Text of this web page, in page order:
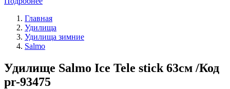
Главная
Удилища
Удилища зимние
Salmo
Удилище Salmo Ice Tele stick 63см /Код
pr-93475